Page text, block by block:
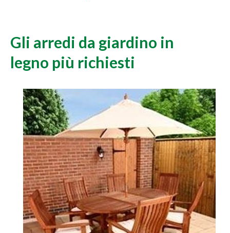
Gli arredi da giardino in
legno più richiesti